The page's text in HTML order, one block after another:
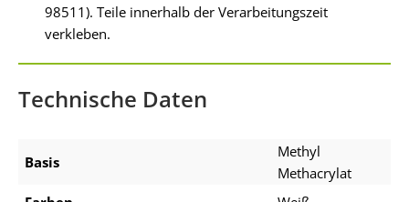
98511). Teile innerhalb der Verarbeitungszeit
verkleben.
Technische Daten
Basis
Methyl
Methacrylat